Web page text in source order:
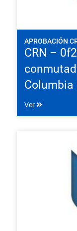
APROBACIÓN
CRN –
Ver